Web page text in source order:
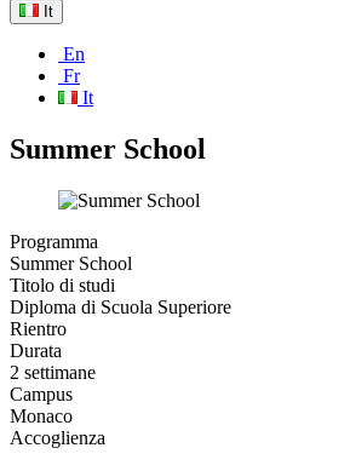
It
En
Fr
It
Summer School
Programma
Summer School
Titolo di studi
Diploma di Scuola Superiore
Rientro
Durata
2 settimane
Campus
Monaco
Accoglienza